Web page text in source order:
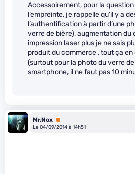
Accessoirement, pour la
l’empreinte, je rappelle qu’il y a
l’authentification à partir d’une
verre de bière), augmentation du
impression laser plus je ne sais
produit du commerce , tout ça
(surtout pour la photo du verre
smartphone, il ne faut pas 10
Mr.Nox Premium
Le 04/09/2014 à 14h51